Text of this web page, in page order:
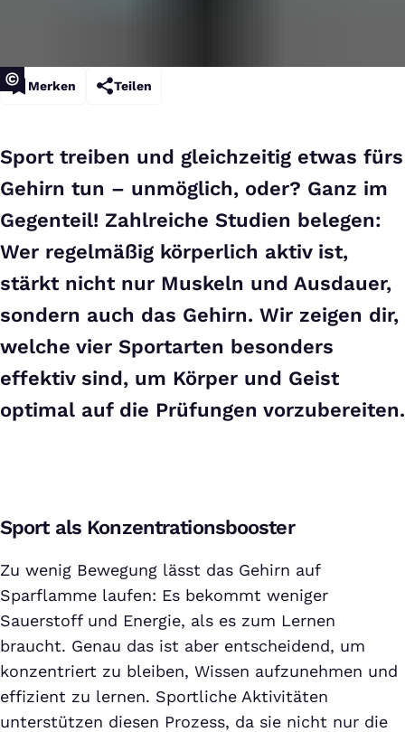
Merken Teilen
Sport treiben und gleichzeitig etwas fürs
Gehirn tun – unmöglich, oder? Ganz im
Gegenteil! Zahlreiche Studien belegen:
Wer regelmäßig körperlich aktiv ist,
stärkt nicht nur Muskeln und Ausdauer,
sondern auch das Gehirn. Wir zeigen dir,
welche vier Sportarten besonders
effektiv sind, um Körper und Geist
optimal auf die Prüfungen vorzubereiten.
Sport als Konzentrationsbooster
Zu wenig Bewegung lässt das Gehirn auf
Sparflamme laufen: Es bekommt weniger
Sauerstoff und Energie, als es zum Lernen
braucht. Genau das ist aber entscheidend, um
konzentriert zu bleiben, Wissen aufzunehmen und
effizient zu lernen. Sportliche Aktivitäten
unterstützen diesen Prozess, da sie nicht nur die